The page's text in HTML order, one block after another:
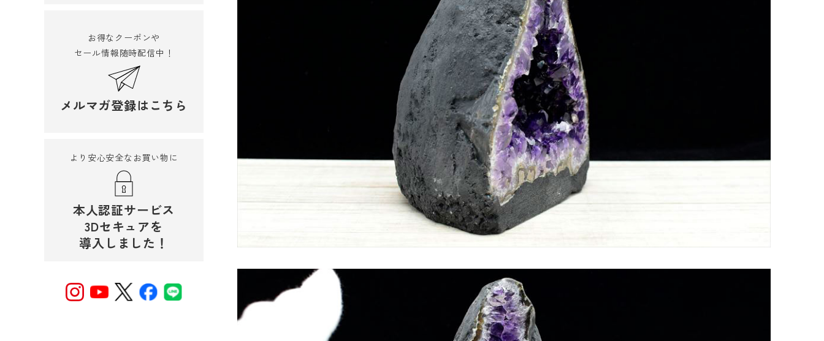
お得なクーポンや
セール情報随時配信中！
メルマガ登録はこちら
より安心安全なお買い物に
本人認証サービス
3Dセキュアを
導入しました！